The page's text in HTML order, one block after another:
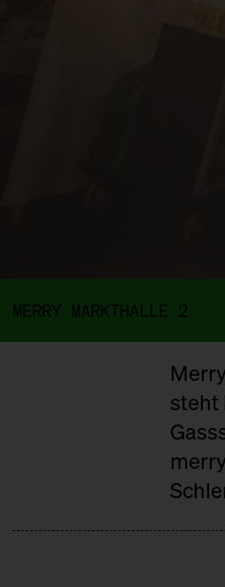
MERRY MARKTHALLE 2
steht